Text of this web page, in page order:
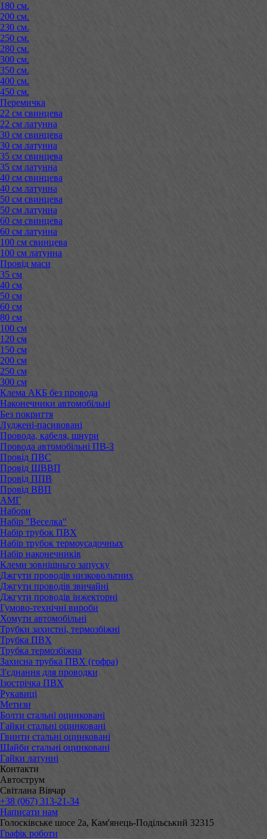
180 см.
200 см.
230 см.
250 см.
280 см.
300 см.
350 см.
400 см.
450 см.
Перемичка
22 см свинцева
22 см латунна
30 см свинцева
30 см латунна
35 см свинцева
35 см латунна
40 см свинцева
40 см латунна
50 см свинцева
50 см латунна
60 см свинцева
60 см латунна
100 см свинцева
100 см латунна
Провід маси
35 см
40 см
50 см
60 см
80 см
100 см
120 см
150 см
200 см
250 см
300 см
Клема АКБ без провода
Наконечники автомобільні
Без покриття
Луджені-пасивовані
Провода, кабеля, шнури
Провода автомобільні ПВ-3
Провід ПВС
Провід ШВВП
Провід ППВ
Провід ВВП
АМГ
Набори
Набір "Веселка"
Набір трубок ПВХ
Набір трубок термоусадочных
Набір наконечників
Клеми зовнішньго запуску
Джгути проводів низковольтних
Джгути проводів звичайні
Джгути проводів інжекторні
Гумово-технічні вироби
Хомути автомобільні
Трубки захистні, термозбіжні
Трубка ПВХ
Трубка термозбіжна
Захисна трубка ПВХ (гофра)
З'єднання для проводки
Ізострічка ПВХ
Рукавиці
Метизи
Болти стальні оцинковані
Гайки стальні оцинковані
Гвинти стальні оцинковані
Шайби стальні оцинковані
Гайки латунні
Контакти
Автострум
Світлана Вівчар
+38 (067) 313-21-34
Написати нам
Голосківське шосе 2а, Кам'янець-Подільський 32315
Графік роботи